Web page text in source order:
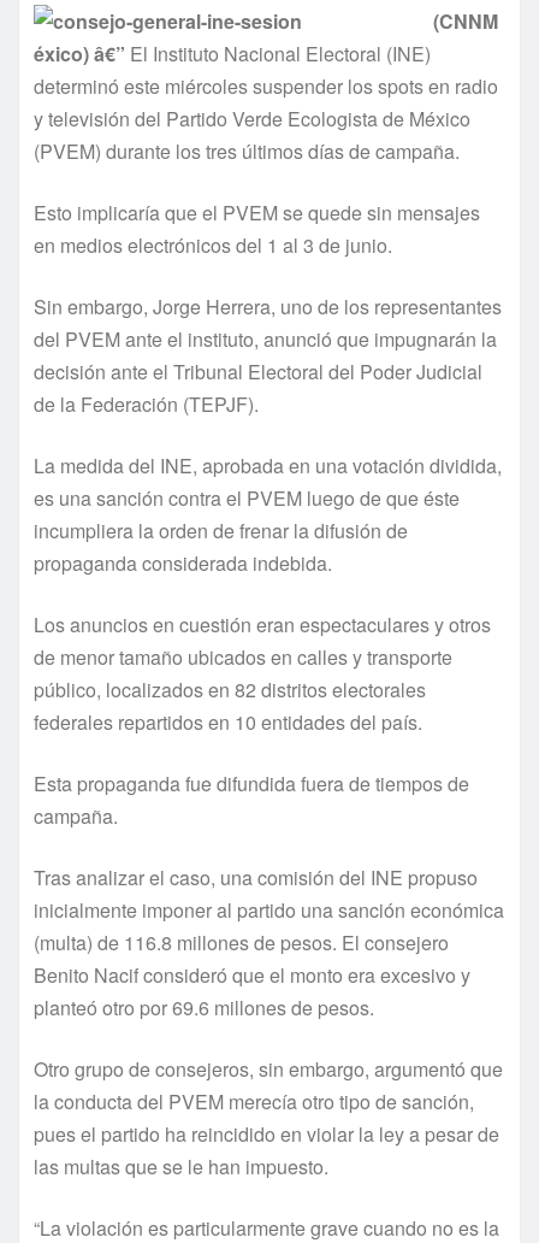
(CNNM
éxico) â€” El Instituto Nacional Electoral (INE)
determinó este miércoles suspender los spots en radio
y televisión del Partido Verde Ecologista de México
(PVEM) durante los tres últimos dí­as de campaña.
Esto implicarí­a que el PVEM se quede sin mensajes
en medios electrónicos del 1 al 3 de junio.
Sin embargo, Jorge Herrera, uno de los representantes
del PVEM ante el instituto, anunció que impugnarán la
decisión ante el Tribunal Electoral del Poder Judicial
de la Federación (TEPJF).
La medida del INE, aprobada en una votación dividida,
es una sanción contra el PVEM luego de que éste
incumpliera la orden de frenar la difusión de
propaganda considerada indebida.
Los anuncios en cuestión eran espectaculares y otros
de menor tamaño ubicados en calles y transporte
público, localizados en 82 distritos electorales
federales repartidos en 10 entidades del paí­s.
Esta propaganda fue difundida fuera de tiempos de
campaña.
Tras analizar el caso, una comisión del INE propuso
inicialmente imponer al partido una sanción económica
(multa) de 116.8 millones de pesos. El consejero
Benito Nacif consideró que el monto era excesivo y
planteó otro por 69.6 millones de pesos.
Otro grupo de consejeros, sin embargo, argumentó que
la conducta del PVEM merecí­a otro tipo de sanción,
pues el partido ha reincidido en violar la ley a pesar de
las multas que se le han impuesto.
“La violación es particularmente grave cuando no es la